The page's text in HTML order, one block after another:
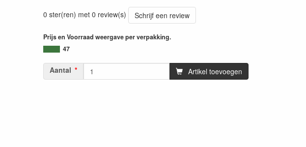
0 ster(ren) met 0 review(s)
Schrijf een review
Prijs en Voorraad weergave per verpakking.
47
Aantal Artikel toevoegen